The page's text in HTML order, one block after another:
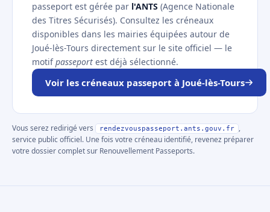
passeport est gérée par l'ANTS (Agence Nationale
des Titres Sécurisés). Consultez les créneaux
disponibles dans les mairies équipées autour de
Joué-lès-Tours directement sur le site officiel — le
motifpasseport est déjà sélectionné.
Voir les créneaux passeport à Joué-lès-Tours
Vous serez redirigé vers rendezvouspasseport.ants.gouv.fr
,
service public officiel. Une fois votre créneau identifié, revenez préparer
votre dossier complet sur Renouvellement Passeports.